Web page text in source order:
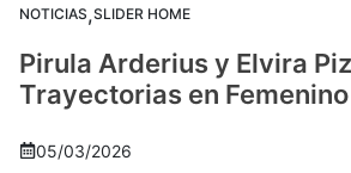
NOTICIAS,SLIDER HOME
Pirula Arderius y Elvira
Trayectorias en
05/03/2026